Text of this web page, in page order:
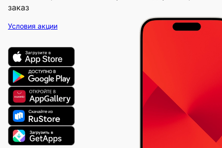
заказ
Условия акции